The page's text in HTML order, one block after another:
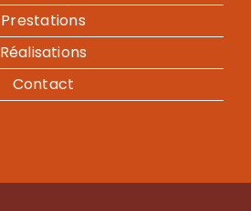
Prestations
Réalisations
Contact